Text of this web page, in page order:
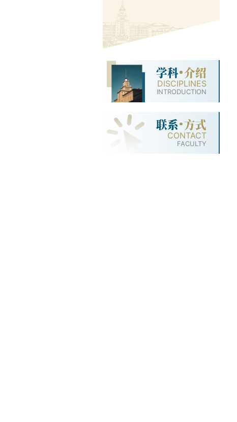
学科 介绍
DISCIPLINES
INTRODUCTION
联系 方式
CONTACT
FACULTY